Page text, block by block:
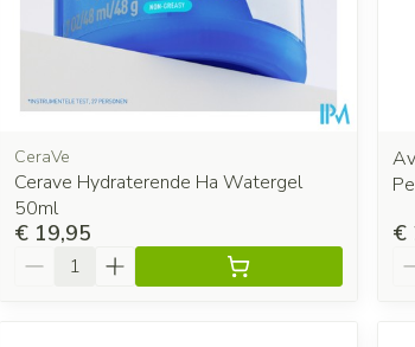
CeraVe
Cerave Hydraterende Ha Watergel
50ml
€ 19,95
Aantal
€